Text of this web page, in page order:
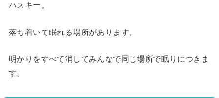
ハスキー。
落ち着いて眠れる場所があります。
明かりをすべて消してみんなで同じ場所で眠りにつきま
す。